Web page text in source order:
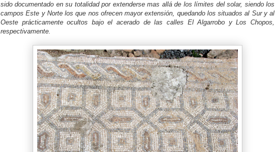
sido documentado en su totalidad por extenderse mas allá de los límites del solar, siendo los
campos Este y Norte los que nos ofrecen mayor extensión, quedando los situados al Sur y al
Oeste prácticamente ocultos bajo el acerado de las calles El Algarrobo y Los Chopos,
respectivamente.